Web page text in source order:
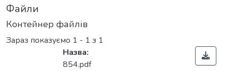
Файли
Контейнер файлів
Зараз показуємо 1 - 1 з 1
Назва:
854.pdf